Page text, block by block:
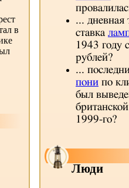
в
... дневная
ставка
1943 году
рублей?
...
пони по
был
1999-го?
Люди